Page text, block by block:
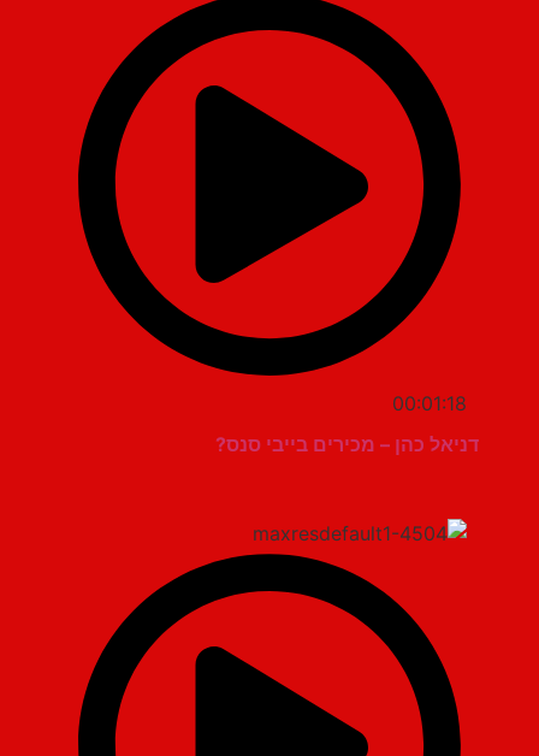
00:01:18
דניאל כהן – מכירים בייבי סנס?